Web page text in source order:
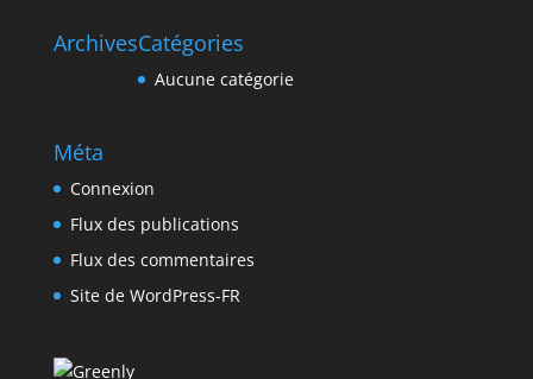
ArchivesCatégories
Aucune catégorie
Méta
Connexion
Flux des publications
Flux des commentaires
Site de WordPress-FR